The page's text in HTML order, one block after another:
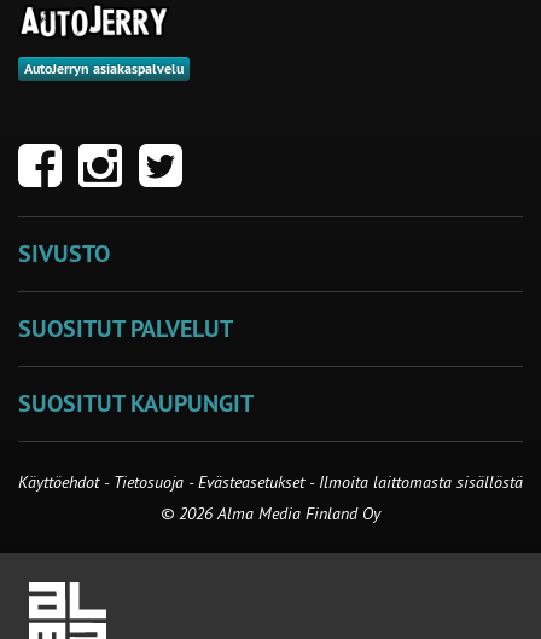
AutoJerryn asiakaspalvelu
SIVUSTO
SUOSITUT PALVELUT
SUOSITUT KAUPUNGIT
Käyttöehdot - Tietosuoja -Evästeasetukset- Ilmoita laittomasta sisällöstä
© 2026 Alma Media Finland Oy